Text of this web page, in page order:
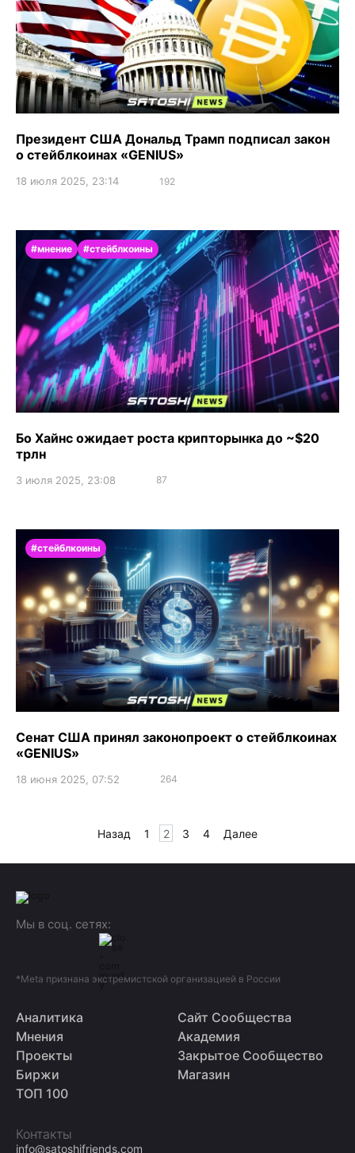
Президент США Дональд Трамп подписал закон
о стейблкоинах «GENIUS»
18 июля 2025, 23:14 192
#мнение #стейблкоины
Бо Хайнс ожидает роста крипторынка до ~$20
трлн
3 июля 2025, 23:08 87
#стейблкоины
Сенат США принял законопроект о стейблкоинах
«GENIUS»
18 июня 2025, 07:52 264
Назад 1 2 3 4 Далее
Мы в соц. сетях:
*Meta признана экстремистской организацией в России
Аналитика
Мнения
Проекты
Биржи
ТОП 100
Сайт Сообщества
Академия
Закрытое Сообщество
Магазин
Контакты
info@satoshifriends.com